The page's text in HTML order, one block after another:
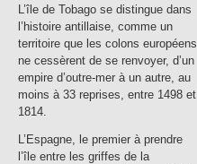
L’île de Tobago se distingue dans
l’histoire antillaise, comme un
territoire que les colons européens
ne cessèrent de se renvoyer, d’un
empire d’outre-mer à un autre, au
moins à 33 reprises, entre 1498 et
1814.
L’Espagne, le premier à prendre
l’île entre les griffes de la